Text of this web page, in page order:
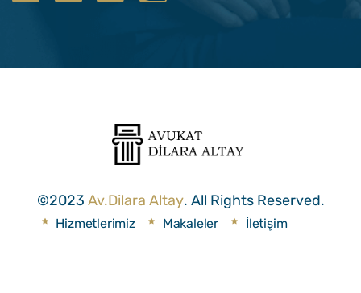
©2023 Av.Dilara Altay. All Rights Reserved.
Hizmetlerimiz Makaleler İletişim